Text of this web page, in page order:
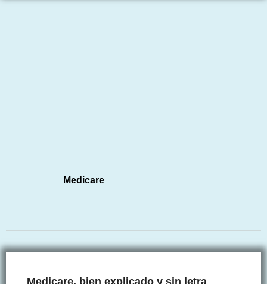
Medicare
Medicare, bien explicado y sin letra